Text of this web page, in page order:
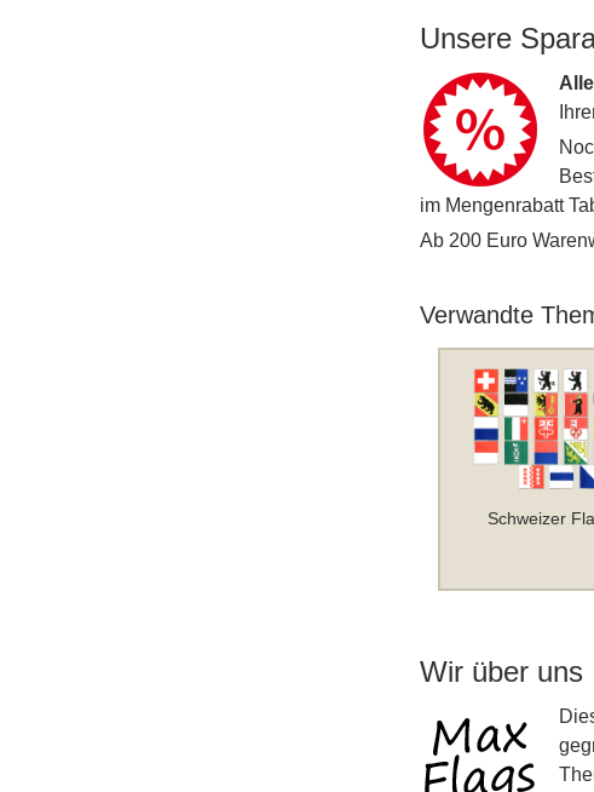
Unsere
im Mengenrabatt
Ab 200 Euro
Verwandte
Schweizer
Wir über uns